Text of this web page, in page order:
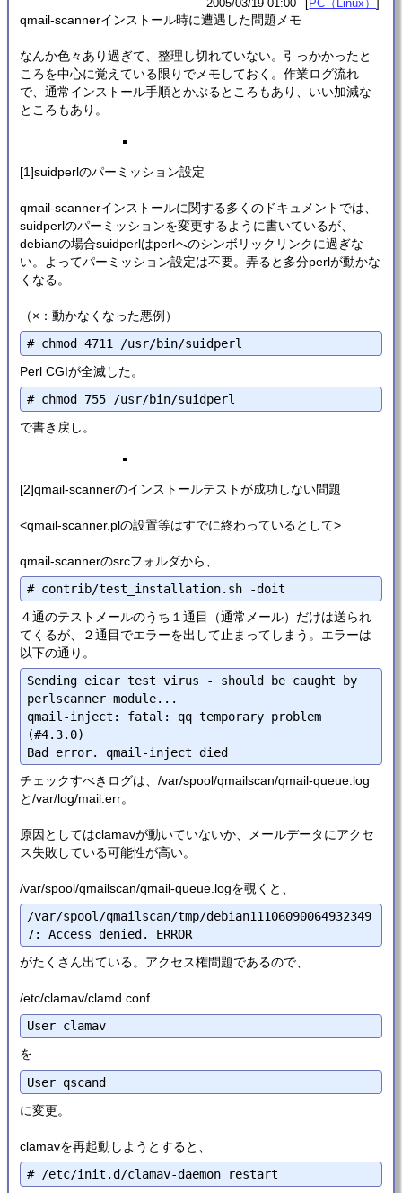
2005/03/19 01:00 PC（Linux）
qmail-scannerインストール時に遭遇した問題メモ
なんか色々あり過ぎて、整理し切れていない。引っかかったと
ころを中心に覚えている限りでメモしておく。作業ログ流れ
で、通常インストール手順とかぶるところもあり、いい加減な
ところもあり。
[1]suidperlのパーミッション設定
qmail-scannerインストールに関する多くのドキュメントでは、
suidperlのパーミッションを変更するように書いているが、
debianの場合suidperlはperlへのシンボリックリンクに過ぎな
い。よってパーミッション設定は不要。弄ると多分perlが動かな
くなる。
（×：動かなくなった悪例）
Perl CGIが全滅した。
で書き戻し。
[2]qmail-scannerのインストールテストが成功しない問題
<qmail-scanner.plの設置等はすでに終わっているとして>
qmail-scannerのsrcフォルダから、
４通のテストメールのうち１通目（通常メール）だけは送られ
てくるが、２通目でエラーを出して止まってしまう。エラーは
以下の通り。
Sending eicar test virus - should be caught by
perlscanner module...
qmail-inject: fatal: qq temporary problem
(#4.3.0)
チェックすべきログは、/var/spool/qmailscan/qmail-queue.log
と/var/log/mail.err。
原因としてはclamavが動いていないか、メールデータにアクセ
ス失敗している可能性が高い。
/var/spool/qmailscan/qmail-queue.logを覗くと、
/var/spool/qmailscan/tmp/debian11106090064932349
7: Access denied. ERROR
がたくさん出ている。アクセス権問題であるので、
/etc/clamav/clamd.conf
を
に変更。
clamavを再起動しようとすると、